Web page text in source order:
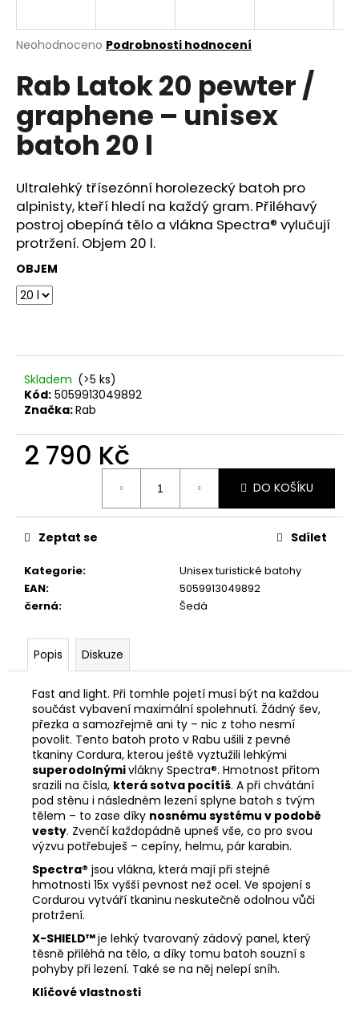
Průměrné
produktu
je
z
5
hvězdiček.
Neohodnoceno Podrobnosti hodnocení
Rab Latok 20 pewter /
graphene – unisex
batoh 20 l
Ultralehký třísezónní horolezecký batoh pro
alpinisty, kteří hledí na každý gram. Přiléhavý
postroj obepíná tělo a vlákna Spectra® vylučují
protržení. Objem 20 l.
OBJEM
Skladem (>5 ks)
Kód: 5059913049892
Značka:Rab
2 790 Kč
DO KOŠÍKU
Kategorie:
Unisex turistické batohy
EAN:
5059913049892
černá: Šedá
Zeptat se Sdílet
Popis Diskuze
Fast and light. Při tomhle pojetí musí být na každou
součást vybavení maximální spolehnutí. Žádný šev,
přezka a samozřejmě ani ty – nic z toho nesmí
povolit. Tento batoh proto v Rabu ušili z pevné
tkaniny Cordura, kterou ještě vyztužili lehkými
superodolnýmivlákny Spectra®. Hmotnost přitom
srazili na čísla, která sotva pocítíš. A při chvátání
pod stěnu i následném lezení splyne batoh s tvým
tělem – to zase díky nosnému systému v podobě
vesty. Zvenčí každopádně upneš vše, co pro svou
výzvu potřebuješ – cepíny, helmu, pár karabin.
Spectra® jsou vlákna, která mají při stejné
hmotnosti 15x vyšší pevnost než ocel. Ve spojení s
Cordurou vytváří tkaninu neskutečně odolnou vůči
protržení.
X-SHIELD™je lehký tvarovaný zádový panel, který
těsně přiléhá na tělo, a díky tomu batoh souzní s
pohyby při lezení. Také se na něj nelepí sníh.
Klíčové vlastnosti
j
t
?
HLEDAT
D
o
p
o
č
u
e
m
Kč